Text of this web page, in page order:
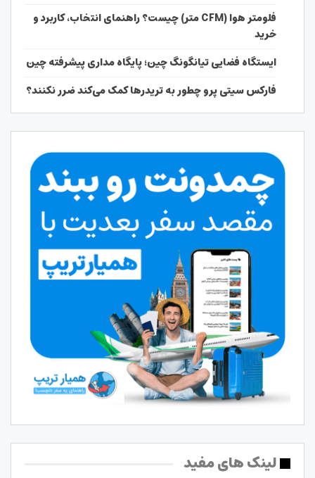
فلومتر هوا (CFM متر) چیست؟ راهنمای انتخاب، کاربرد و
خرید
ایستگاه فضایی تیانگونگ چین؛ پایگاه مداری پیشرفته چین
فارکس سیتی پرو چطور به تریدرها کمک می‌کند ضرر نکنند؟
لینک های مفید